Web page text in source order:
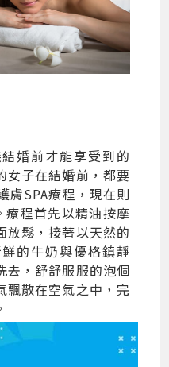
婚前才能享受到的
女子在結婚前，都要
膚SPA療程，現在則
療程首先以精油按摩
放鬆，接著以天然的
的牛奶與優格鎮靜
去，舒舒服服的泡個
飄散在空氣之中，完